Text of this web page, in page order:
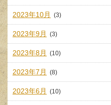
2023年10月 (3)
2023年9月 (3)
2023年8月 (10)
2023年7月 (8)
2023年6月 (10)